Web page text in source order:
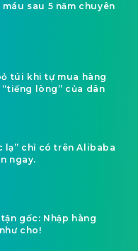
sau 5 năm chuyên
túi khi tự mua hàng
lòng” của dân
lạ” chỉ có trên Alibaba
ngay.
gốc: Nhập hàng
cho!